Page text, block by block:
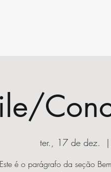
ter., 17 de dez.
  |
Este é o parágrafo da seção